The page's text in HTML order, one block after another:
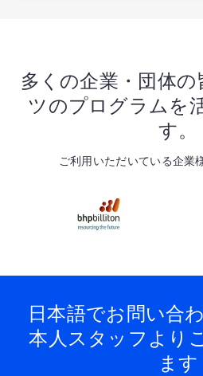
多くの企業・団体
ツのプログラムを
す。
ご利用いただいている企業
日本語でお問い合
本人スタッフより
ます